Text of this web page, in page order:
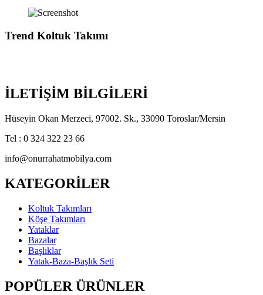
Trend Koltuk Takımı
İLETİŞİM BİLGİLERİ
Hüseyin Okan Merzeci, 97002. Sk., 33090 Toroslar/Mersin
Tel : 0 324 322 23 66
info@onurrahatmobilya.com
KATEGORİLER
Koltuk Takımları
Köşe Takımları
Yataklar
Bazalar
Başlıklar
Yatak-Baza-Başlık Seti
POPÜLER ÜRÜNLER